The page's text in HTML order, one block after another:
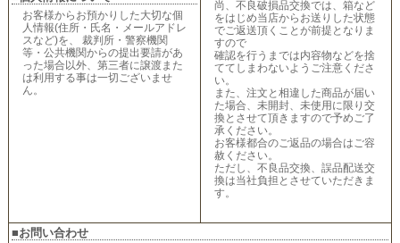
お客様からお預かりした大切な個
人情報(住所・氏名・メールアドレ
スなど)を、 裁判所・警察機関
等・公共機関からの提出要請があ
った場合以外、第三者に譲渡また
は利用する事は一切ございませ
ん。
尚、不良破損品交換では、箱など
をはじめ当店からお送りした状態
でご返送頂くことが前提となりま
すので
確認を行うまでは内容物などを捨
ててしまわないようご注意くださ
い。
また、注文と相違した商品が届い
た場合、未開封、未使用に限り交
換とさせて頂きますので予めご了
承ください。
お客様都合のご返品の場合はご容
赦ください。
ただし、不良品交換、誤品配送交
換は当社負担とさせていただきま
す。
■お問い合わせ